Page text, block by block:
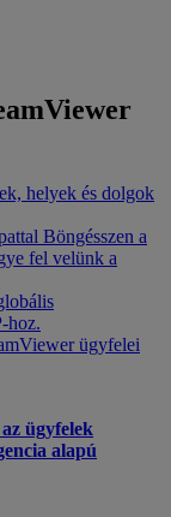
helyek és dolgok
Böngésszen a
fel velünk a
hoz.
ügyfelei
ügyfelek
alapú